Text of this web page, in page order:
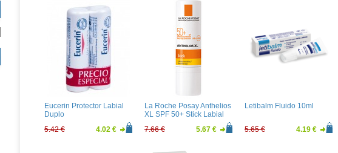
Eucerin Protector Labial
Duplo
5.42 €
4.02 €
La Roche Posay Anthelios
XL SPF 50+ Stick Labial
7.66 €
5.67 €
Letibalm Fluido 10ml
5.65 € 4.19 €